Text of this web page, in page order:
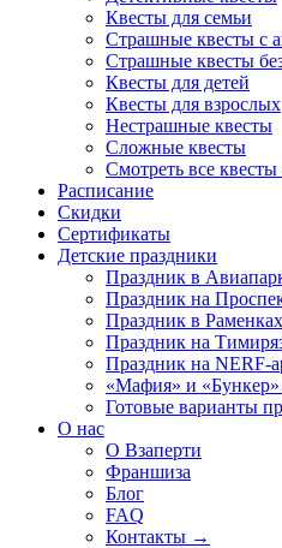
Квесты для семьи
Страшные квесты с
Страшные квесты
Квесты для детей
Квесты для взрослых
Нестрашные квесты
Сложные квесты
Смотреть все
Расписание
Скидки
Сертификаты
Детские праздники
Праздник в
Праздник на
Праздник в Раменках
Праздник на
Праздник на NERF-
«Мафия» и «Бункер»
Готовые варианты
О нас
О Взаперти
Франшиза
Блог
FAQ
Контакты →